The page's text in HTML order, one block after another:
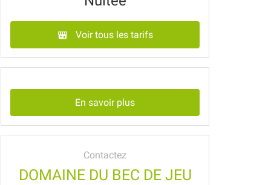
Voir tous les tarifs
En savoir plus
Contactez
DOMAINE DU BEC DE JEU